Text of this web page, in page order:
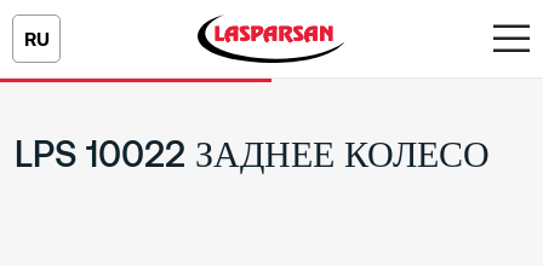
RU
LPS 10022 ЗАДНЕЕ КОЛЕСО